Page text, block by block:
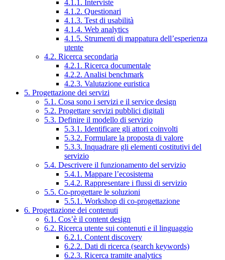
4.1.1. Interviste
4.1.2. Questionari
4.1.3. Test di usabilità
4.1.4. Web analytics
4.1.5. Strumenti di mappatura dell’esperienza
utente
4.2. Ricerca secondaria
4.2.1. Ricerca documentale
4.2.2. Analisi benchmark
4.2.3. Valutazione euristica
5. Progettazione dei servizi
5.1. Cosa sono i servizi e il service design
5.2. Progettare servizi pubblici digitali
5.3. Definire il modello di servizio
5.3.1. Identificare gli attori coinvolti
5.3.2. Formulare la proposta di valore
5.3.3. Inquadrare gli elementi costitutivi del
servizio
5.4. Descrivere il funzionamento del servizio
5.4.1. Mappare l’ecosistema
5.4.2. Rappresentare i flussi di servizio
5.5. Co-progettare le soluzioni
5.5.1. Workshop di co-progettazione
6. Progettazione dei contenuti
6.1. Cos’è il content design
6.2. Ricerca utente sui contenuti e il linguaggio
6.2.1. Content discovery
6.2.2. Dati di ricerca (search keywords)
6.2.3. Ricerca tramite analytics